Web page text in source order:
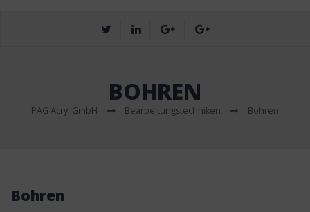
BOHREN
PAG Acryl GmbH Bearbeitungstechniken Bohren
Bohren